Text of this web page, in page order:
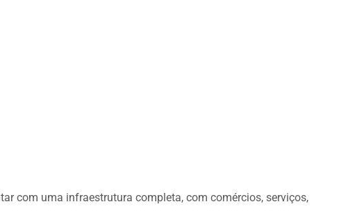
com uma infraestrutura completa, com comércios, serviços,